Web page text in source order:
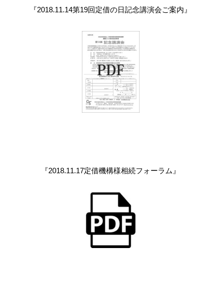
『2018.11.14第19回定借の日記念講演会ご案内』
『2018.11.17定借機構様相続フォーラム』